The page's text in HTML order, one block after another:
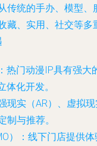
传统的手办、模型
藏、实用、社交等多
热门动漫IP具有强
体化开发。
现实（AR）、虚拟
制与推荐。
）：线下门店提供